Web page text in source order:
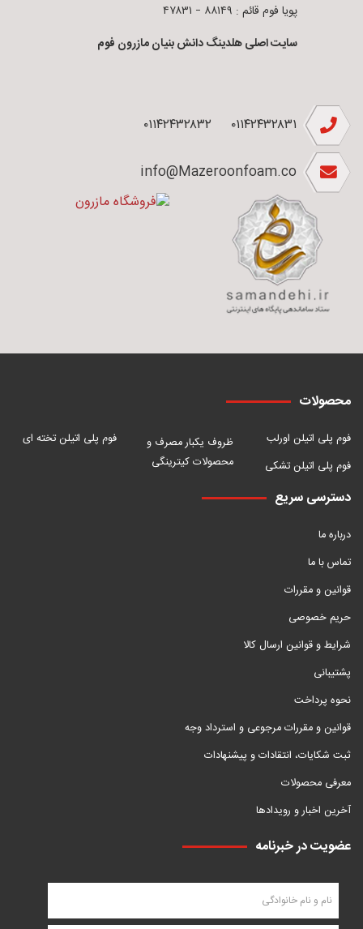
پویا فوم قائم : ۸۸۱۴۹ – ۴۷۸۳۱
سایت اصلی هلدینگ دانش بنیان مازرون فوم
۰۱۱۴۲۴۳۲۸۳۱ ۰۱۱۴۲۴۳۲۸۳۲
info@Mazeroonfoam.co
محصولات
فوم پلی اتیلن اورلب
فوم پلی اتیلن تشکی
ظروف یکبار مصرف و
محصولات کیترینگی
فوم پلی اتیلن تخته ای
دسترسی سریع
درباره ما
تماس با ما
قوانین و مقررات
حریم خصوصی
شرایط و قوانین ارسال کالا
پشتیبانی
نحوه پرداخت
قوانین و مقررات مرجوعی و استرداد وجه
ثبت شکایات، انتقادات و پیشنهادات
معرفی محصولات
آخرین اخبار و رویدادها
عضویت در خبرنامه